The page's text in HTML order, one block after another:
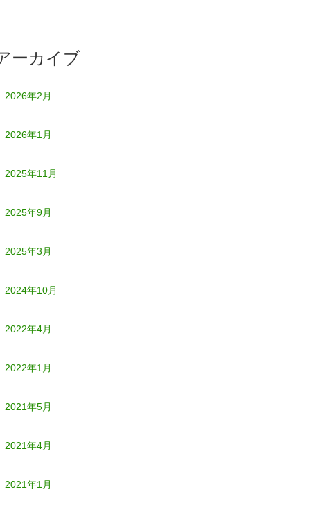
ーカイブ
2026年2月
2026年1月
2025年11月
2025年9月
2025年3月
2024年10月
2022年4月
2022年1月
2021年5月
2021年4月
2021年1月